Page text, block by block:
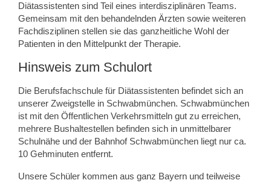
Diätassistenten sind Teil eines interdisziplinären Teams.
Gemeinsam mit den behandelnden Ärzten sowie weiteren
Fachdisziplinen stellen sie das ganzheitliche Wohl der
Patienten in den Mittelpunkt der Therapie.
Hinsweis zum Schulort
Die Berufsfachschule für Diätassistenten befindet sich an
unserer Zweigstelle in Schwabmünchen. Schwabmünchen
ist mit den Öffentlichen Verkehrsmitteln gut zu erreichen,
mehrere Bushaltestellen befinden sich in unmittelbarer
Schulnähe und der Bahnhof Schwabmünchen liegt nur ca.
10 Gehminuten entfernt.
Unsere Schüler kommen aus ganz Bayern und teilweise